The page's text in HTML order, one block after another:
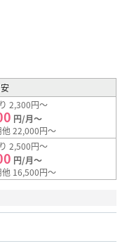
2,300円～
円/月～
22,000円～
2,500円～
円/月～
16,500円～